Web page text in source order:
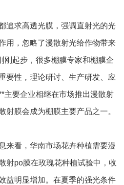
追求高透光膜，强调直射光的光
用，忽略了漫散射光给作物带来
刚起步，很多棚膜专家和棚膜企
要性，理论研讨、生产研发、应
主要企业相继在市场推出漫散射
射膜会成为棚膜主要产品之一。
来看，华南市场花卉种植需要漫
射po膜在玫瑰花种植试验中，收
益明显增加。在夏季的强光条件